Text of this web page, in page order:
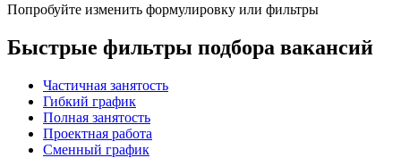
Попробуйте изменить формулировку или фильтры
Быстрые фильтры подбора вакансий
Частичная занятость
Гибкий график
Полная занятость
Проектная работа
Сменный график